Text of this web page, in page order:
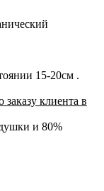
15-20см .
клиента в
и 80%